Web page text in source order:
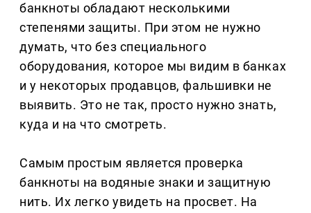
банкноты обладают несколькими
степенями защиты. При этом не нужно
думать, что без специального
оборудования, которое мы видим в банках
и у некоторых продавцов, фальшивки не
выявить. Это не так, просто нужно знать,
куда и на что смотреть.
Самым простым является проверка
банкноты на водяные знаки и защитную
нить. Их легко увидеть на просвет. На